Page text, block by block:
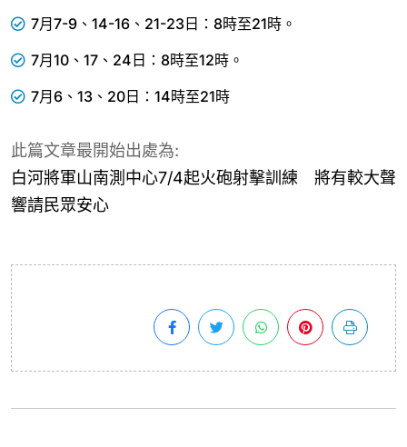
7月7-9、14-16、21-23日：8時至21時。
7月10、17、24日：8時至12時。
7月6、13、20日：14時至21時
此篇文章最開始出處為:
白河將軍山南測中心7/4起火砲射擊訓練 將有較大聲
響請民眾安心